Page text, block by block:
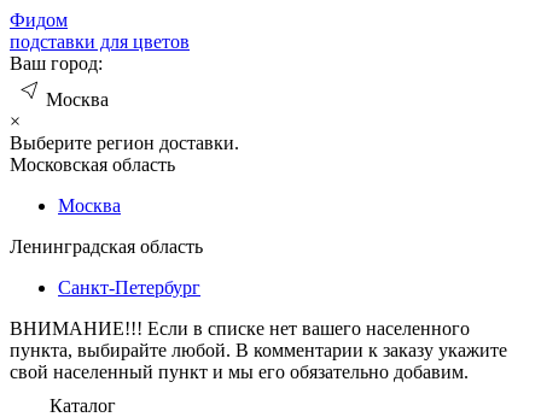
Фидом
подставки для цветов
Ваш город:
Москва
×
Выберите регион доставки.
Московская область
Москва
Ленинградская область
Санкт-Петербург
ВНИМАНИЕ!!! Если в списке нет вашего населенного
пункта, выбирайте любой. В комментарии к заказу укажите
свой населенный пункт и мы его обязательно добавим.
Каталог